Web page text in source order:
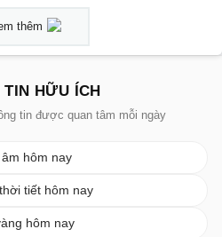
thêm
TIN HỮU ÍCH
tin được quan tâm mỗi ngày
hôm nay
tiết hôm nay
hôm nay